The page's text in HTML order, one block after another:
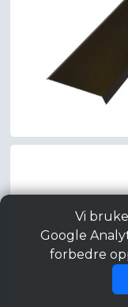
Vi
Google
forbedre